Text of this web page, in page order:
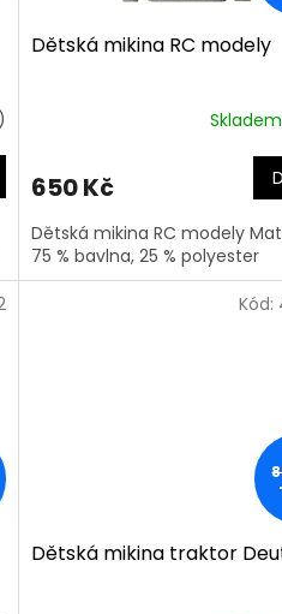
Dětská mikina RC modely
Skladem
650 Kč
Dětská mikina RC modely
75 % bavlna, 25 % polyester
Dětská mikina traktor
Kód: